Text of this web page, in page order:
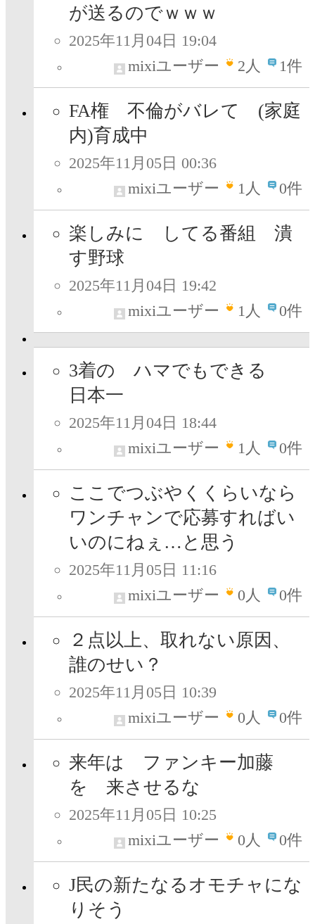
が送るのでｗｗｗ
2025年11月04日 19:04
mixiユーザー
2人 1件
FA権 不倫がバレて (家庭
内)育成中
2025年11月05日 00:36
mixiユーザー
1人 0件
楽しみに してる番組 潰
す野球
2025年11月04日 19:42
mixiユーザー
1人 0件
3着の ハマでもできる
日本一
2025年11月04日 18:44
mixiユーザー
1人 0件
ここでつぶやくくらいなら
ワンチャンで応募すればい
いのにねぇ…と思う
2025年11月05日 11:16
mixiユーザー
0人 0件
２点以上、取れない原因、
誰のせい？
2025年11月05日 10:39
mixiユーザー
0人 0件
来年は ファンキー加藤
を 来させるな
2025年11月05日 10:25
mixiユーザー
0人 0件
J民の新たなるオモチャにな
りそう